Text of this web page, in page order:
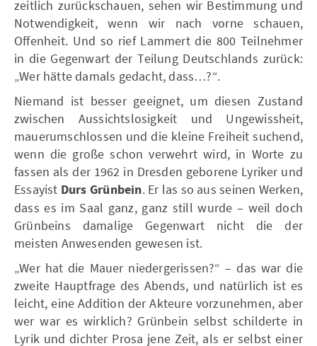
zeitlich zurückschauen, sehen wir Bestimmung und
Notwendigkeit, wenn wir nach vorne schauen,
Offenheit. Und so rief Lammert die 800 Teilnehmer
in die Gegenwart der Teilung Deutschlands zurück:
„Wer hätte damals gedacht, dass…?“.
Niemand ist besser geeignet, um diesen Zustand
zwischen Aussichtslosigkeit und Ungewissheit,
mauerumschlossen und die kleine Freiheit suchend,
wenn die große schon verwehrt wird, in Worte zu
fassen als der 1962 in Dresden geborene Lyriker und
Essayist Durs Grünbein. Er las so aus seinen Werken,
dass es im Saal ganz, ganz still wurde – weil doch
Grünbeins damalige Gegenwart nicht die der
meisten Anwesenden gewesen ist.
„Wer hat die Mauer niedergerissen?“ – das war die
zweite Hauptfrage des Abends, und natürlich ist es
leicht, eine Addition der Akteure vorzunehmen, aber
wer war es wirklich? Grünbein selbst schilderte in
Lyrik und dichter Prosa jene Zeit, als er selbst einer